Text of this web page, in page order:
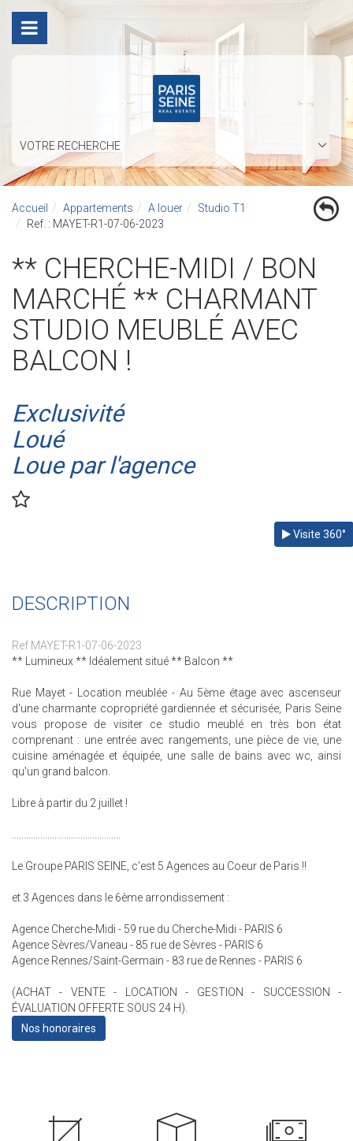
VOTRE RECHERCHE
Accueil Appartements A louer
Studio T1
Ref. : MAYET-R1-07-06-2023
** CHERCHE-MIDI / BON
MARCHÉ ** CHARMANT
STUDIO MEUBLÉ AVEC
BALCON !
Exclusivité
Loué
Loue par l'agence
Visite 360°
DESCRIPTION
Ref MAYET-R1-07-06-2023
** Lumineux ** Idéalement situé ** Balcon **
Rue Mayet - Location meublée - Au 5ème étage avec ascenseur
d'une charmante copropriété gardiennée et sécurisée, Paris Seine
vous propose de visiter ce studio meublé en très bon état
comprenant : une entrée avec rangements, une pièce de vie, une
cuisine aménagée et équipée, une salle de bains avec wc, ainsi
qu'un grand balcon.
Libre à partir du 2 juillet !
Le Groupe PARIS SEINE, c'est 5 Agences au Coeur de Paris !!
et 3 Agences dans le 6ème arrondissement :
Agence Cherche-Midi - 59 rue du Cherche-Midi - PARIS 6
Agence Sèvres/Vaneau - 85 rue de Sèvres - PARIS 6
Agence Rennes/Saint-Germain - 83 rue de Rennes - PARIS 6
(ACHAT - VENTE - LOCATION - GESTION - SUCCESSION -
ÉVALUATION OFFERTE SOUS 24 H).
Nos honoraires